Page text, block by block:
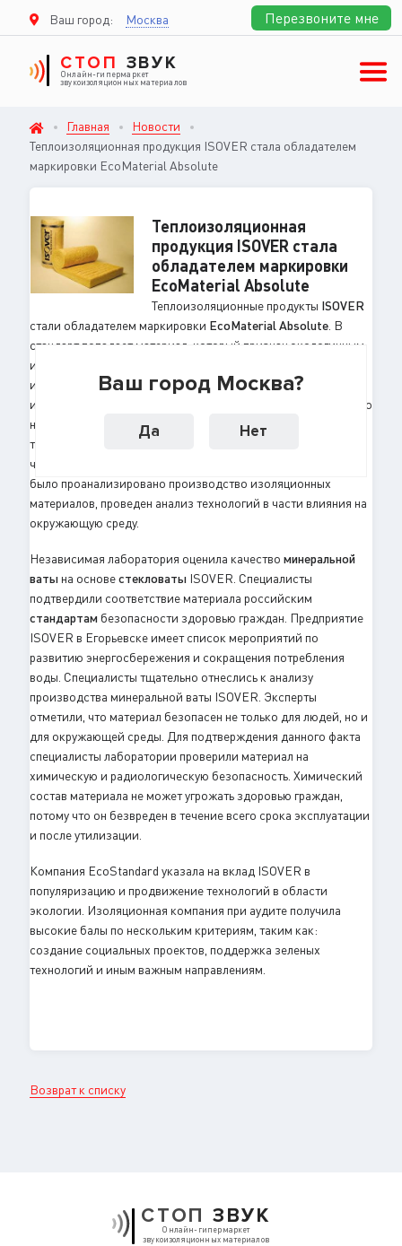
Ваш город: Москва
Ваш город Москва?
Да Нет
СТОП ЗВУК
Онлайн-гипермаркет
звукоизоляционных материалов
Перезвоните мне
Главная
Новости
Теплоизоляционная продукция ISOVER стала обладателем
маркировки EcoMaterial Absolute
Теплоизоляционная
продукция ISOVER стала
обладателем маркировки
EcoMaterial Absolute
Теплоизоляционные продукты ISOVER
стали обладателем маркировки EcoMaterial Absolute . В
стандарт попадает материал, который признан экологичным
и безопасным для потребителей. Использование продукта
имеет инновационный характер и развивает строительную
индустрию. Бренд EcoMaterial Absolute присуждается только
на основе долгих исследований. По результатам
тестирования продукции компании присваиваются баллы,
что увеличивает оценку безопасности. В процессе аудита
было проанализировано производство изоляционных
материалов, проведен анализ технологий в части влияния на
окружающую среду.
Независимая лаборатория оценила качество минеральной
ваты на основестекловаты ISOVER. Специалисты
подтвердили соответствие материала российским
стандартам безопасности здоровью граждан. Предприятие
ISOVER в Егорьевске имеет список мероприятий по
развитию энергосбережения и сокращения потребления
воды. Специалисты тщательно отнеслись к анализу
производства минеральной ваты ISOVER. Эксперты
отметили, что материал безопасен не только для людей, но и
для окружающей среды. Для подтверждения данного факта
специалисты лаборатории проверили материал на
химическую и радиологическую безопасность. Химический
состав материала не может угрожать здоровью граждан,
потому что он безвреден в течение всего срока эксплуатации
и после утилизации.
Компания EcoStandard указала на вклад ISOVER в
популяризацию и продвижение технологий в области
экологии. Изоляционная компания при аудите получила
высокие балы по нескольким критериям, таким как:
создание социальных проектов, поддержка зеленых
технологий и иным важным направлениям.
Возврат к списку
СТОП ЗВУК
Онлайн-гипермаркет
звукоизоляционных материалов